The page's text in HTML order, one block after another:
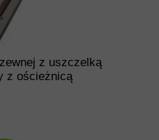
z uszczelką
z ościeżnicą